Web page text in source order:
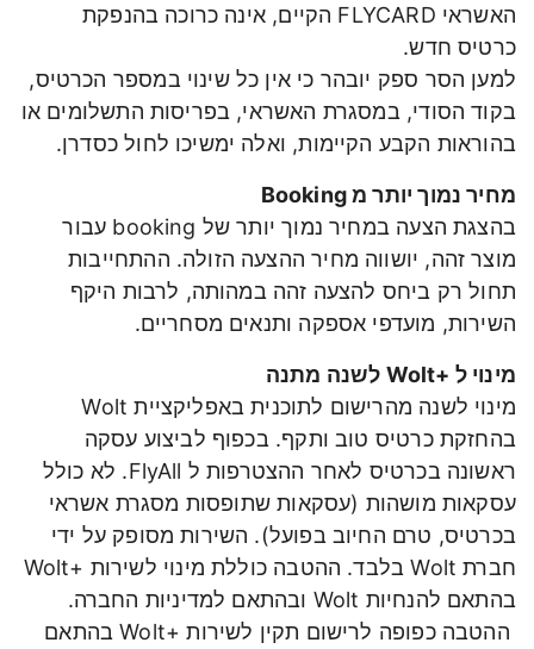
האשראי FLYCARD הקיים, אינה כרוכה בהנפקת
כרטיס חדש.
למען הסר ספק יובהר כי אין כל שינוי במספר הכרטיס,
בקוד הסודי, במסגרת האשראי, בפריסות התשלומים או
בהוראות הקבע הקיימות, ואלה ימשיכו לחול כסדרן.
מחיר נמוך יותר מ Booking
בהצגת הצעה במחיר נמוך יותר של booking עבור
מוצר זהה, יושווה מחיר ההצעה הזולה. ההתחייבות
תחול רק ביחס להצעה זהה במהותה, לרבות היקף
השירות, מועדפי אספקה ותנאים מסחריים.
מינוי ל +Wolt לשנה מתנה
מינוי לשנה מהרישום לתוכנית באפליקציית Wolt
בהחזקת כרטיס טוב ותקף. בכפוף לביצוע עסקה
ראשונה בכרטיס לאחר ההצטרפות ל FlyAll. לא כולל
עסקאות מושהות (עסקאות שתופסות מסגרת אשראי
בכרטיס, טרם החיוב בפועל). השירות מסופק על ידי
חברת Wolt בלבד. ההטבה כוללת מינוי לשירות +Wolt
בהתאם להנחיות Wolt ובהתאם למדיניות החברה.
ההטבה כפופה לרישום תקין לשירות +Wolt בהתאם